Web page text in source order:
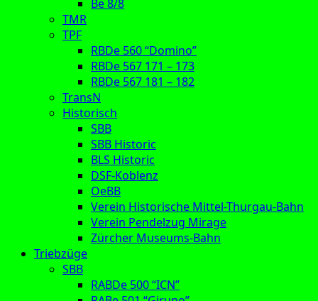
Be 8/8
TMR
TPF
RBDe 560 “Domino”
RBDe 567 171 – 173
RBDe 567 181 – 182
TransN
Historisch
SBB
SBB Historic
BLS Historic
DSF-Koblenz
OeBB
Verein Historische Mittel-Thurgau-Bahn
Verein Pendelzug Mirage
Zürcher Museums-Bahn
Triebzüge
SBB
RABDe 500 “ICN”